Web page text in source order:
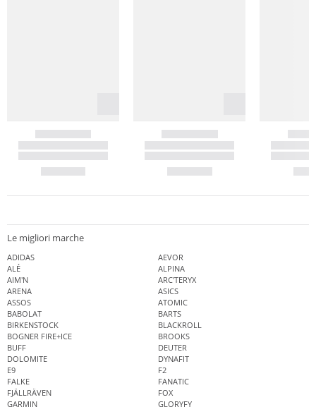
Le migliori marche
ADIDAS
AEVOR
ALÉ
ALPINA
AIM'N
ARC'TERYX
ARENA
ASICS
ASSOS
ATOMIC
BABOLAT
BARTS
BIRKENSTOCK
BLACKROLL
BOGNER FIRE+ICE
BROOKS
BUFF
DEUTER
DOLOMITE
DYNAFIT
E9
F2
FALKE
FANATIC
FJÄLLRÄVEN
FOX
GARMIN
GLORYFY